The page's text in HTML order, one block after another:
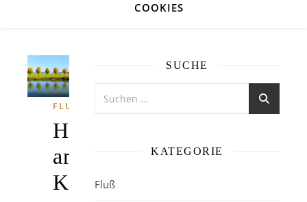
COOKIES
FLUSS
Herbst
am
Kanal
SUCHE
KATEGORIE
Fluß